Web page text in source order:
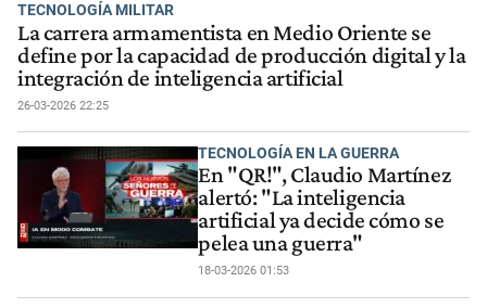
TECNOLOGÍA MILITAR
La carrera armamentista en Medio Oriente se
define por la capacidad de producción digital y la
integración de inteligencia artificial
26-03-2026 22:25
TECNOLOGÍA EN LA GUERRA
En "QR!", Claudio Martínez
alertó: "La inteligencia
artificial ya decide cómo se
pelea una guerra"
18-03-2026 01:53